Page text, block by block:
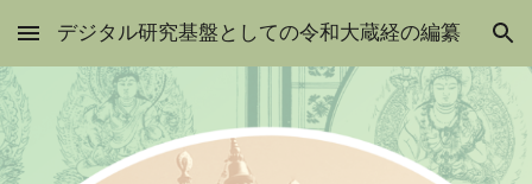
Skip to main content Skip to navigation
デジタル研究基盤としての令和大蔵経の編纂